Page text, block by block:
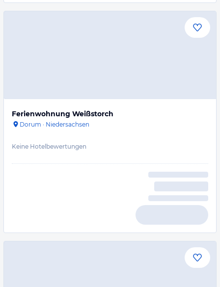
Ferienwohnung Weißstorch
Dorum · Niedersachsen
Keine Hotelbewertungen